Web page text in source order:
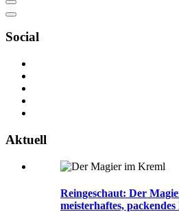
Social
Aktuell
Reingeschaut: Der
meisterhaftes,